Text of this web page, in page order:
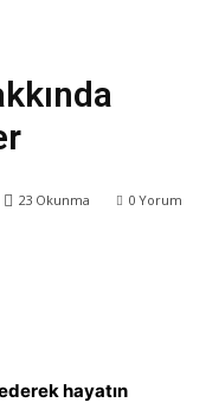
0 Yorum
23 Okunma
hayatın